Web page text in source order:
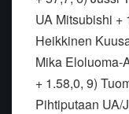
UA Mitsubishi +
Heikkinen
Mika Eloluoma-
+ 1.58,0, 9)
Pihtiputaan UA/